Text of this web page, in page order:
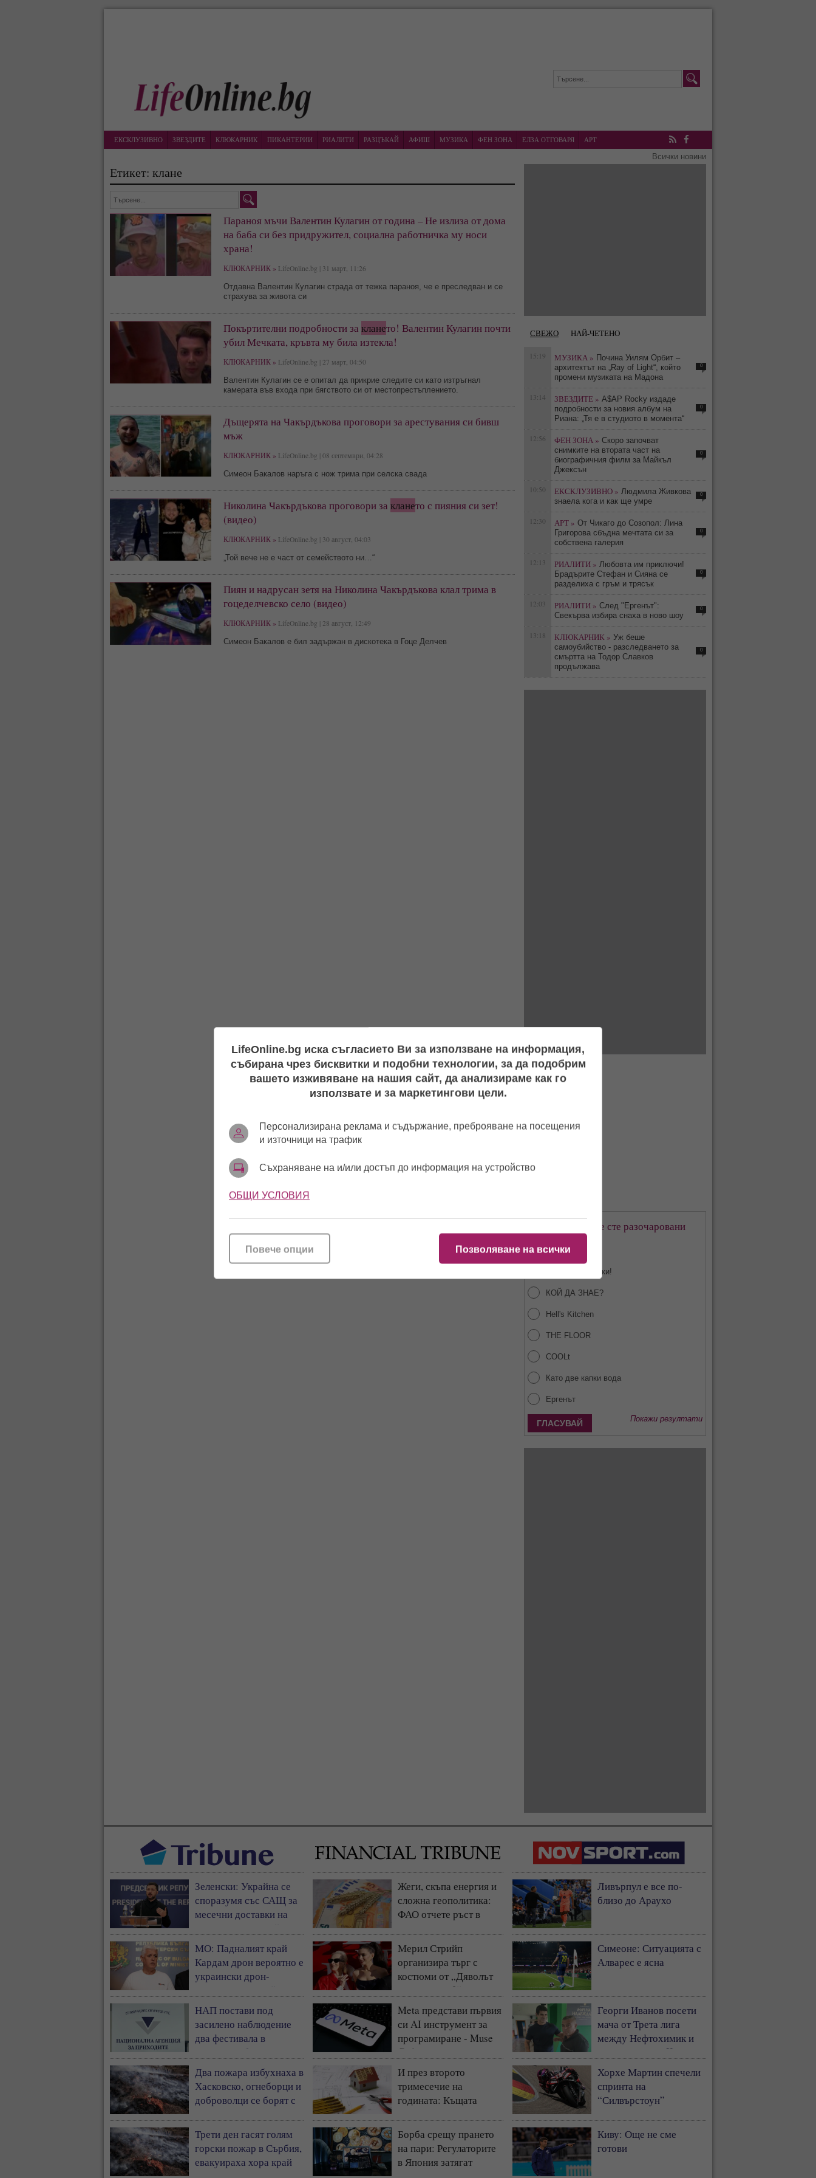
ЕКСКЛУЗИВНО ЗВЕЗДИТЕ КЛЮКАРНИК ПИКАНТЕРИИ РИАЛИТИ РАЗЦЪКАЙ АФИШ МУЗИКА ФЕН ЗОНА ЕЛЗА ОТГОВАРЯ
АРТ
RSS Facebook
Всички новини
Етикет: клане
Параноя мъчи Валентин Кулагин от година – Не излиза от дома
на баба си без придружител, социална работничка му носи
храна!
КЛЮКАРНИК » LifeOnline.bg | 31 март, 11:26
Отдавна Валентин Кулагин страда от тежка параноя, че е преследван и се
страхува за живота си
Покъртителни подробности за клането! Валентин Кулагин почти
убил Мечката, кръвта му била изтекла!
КЛЮКАРНИК » LifeOnline.bg | 27 март, 04:50
Валентин Кулагин се е опитал да прикрие следите си като изтръгнал
камерата във входа при бягството си от местопрестъплението.
Дъщерята на Чакърдъкова проговори за арестувания си бивш
мъж
КЛЮКАРНИК » LifeOnline.bg | 08 септември, 04:28
Симеон Бакалов наръга с нож трима при селска свада
Николина Чакърдъкова проговори за клането с пияния си зет!
(видео)
КЛЮКАРНИК » LifeOnline.bg | 30 август, 04:03
„Той вече не е част от семейството ни…“
Пиян и надрусан зетя на Николина Чакърдъкова клал трима в
гоцеделчевско село (видео)
КЛЮКАРНИК » LifeOnline.bg | 28 август, 12:49
Симеон Бакалов е бил задържан в дискотека в Гоце Делчев
СВЕЖО НАЙ-ЧЕТЕНО
15:19 МУЗИКА » Почина Уилям Орбит –
архитектът на „Ray of Light“, който
промени музиката на Мадона
0
13:14 ЗВЕЗДИТЕ » A$AP Rocky издаде
подробности за новия албум на
Риана: „Тя е в студиото в момента“
0
12:56 ФЕН ЗОНА » Скоро започват
снимките на втората част на
биографичния филм за Майкъл
Джексън
0
10:50 ЕКСКЛУЗИВНО » Людмила Живкова
знаела кога и как ще умре
0
12:30 АРТ » От Чикаго до Созопол: Лина
Григорова сбъдна мечтата си за
собствена галерия
0
12:13 РИАЛИТИ » Любовта им приключи!
Брадърите Стефан и Сияна се
разделиха с гръм и трясък
0
12:03 РИАЛИТИ » След "Ергенът":
Свекърва избира снаха в ново шоу
0
13:18 КЛЮКАРНИК » Уж беше
самоубийство - разследването за
смъртта на Тодор Славков
продължава
0
От кое предаване сте разочаровани
Харесвам всички!
КОЙ ДА ЗНАЕ?
Hell's Kitchen
THE FLOOR
COOLt
Като две капки вода
Ергенът
Покажи резултати
Зеленски: Украйна се
споразумя със САЩ за
месечни доставки на
ракети „Пейтриът“
МО: Падналият край
Кардам дрон вероятно е
украински дрон-
примамка „Майя“
НАП постави под
засилено наблюдение
два фестивала в
Бургаска област
Два пожара избухнаха в
Хасковско, огнеборци и
доброволци се борят с
Трети ден гасят голям
горски пожар в Сърбия,
евакуираха хора край
Жеги, скъпа енергия и
сложна геополитика:
ФАО отчете ръст в
храните
Мерил Стрийп
организира търг с
костюми от „Дяволът
носи Прада 2“
Meta представи първия
си AI инструмент за
програмиране - Muse
Code
И през второто
тримесечие на
годината: Къщата
най-предпочитаното
жилище у нас
Борба срещу прането
на пари: Регулаторите
в Япония затягат
Ливърпул е все по-
близо до Араухо
Симеоне: Ситуацията с
Алварес е ясна
Георги Иванов посети
мача от Трета лига
между Нефтохимик и
Ботев Пловдив II
Хорхе Мартин спечели
спринта на
“Силвърстоун”
Киву: Още не сме
готови
LifeOnline.bg иска съгласието Ви за използване на информация,
събирана чрез бисквитки и подобни технологии, за да подобрим
вашето изживяване на нашия сайт, да анализираме как го
използвате и за маркетингови цели.
Персонализирана реклама и съдържание, преброяване на посещения
и източници на трафик
Съхраняване на и/или достъп до информация на устройство
ОБЩИ УСЛОВИЯ
Позволяване на всички
Повече опции